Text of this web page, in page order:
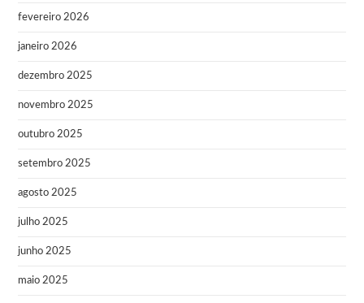
fevereiro 2026
janeiro 2026
dezembro 2025
novembro 2025
outubro 2025
setembro 2025
agosto 2025
julho 2025
junho 2025
maio 2025